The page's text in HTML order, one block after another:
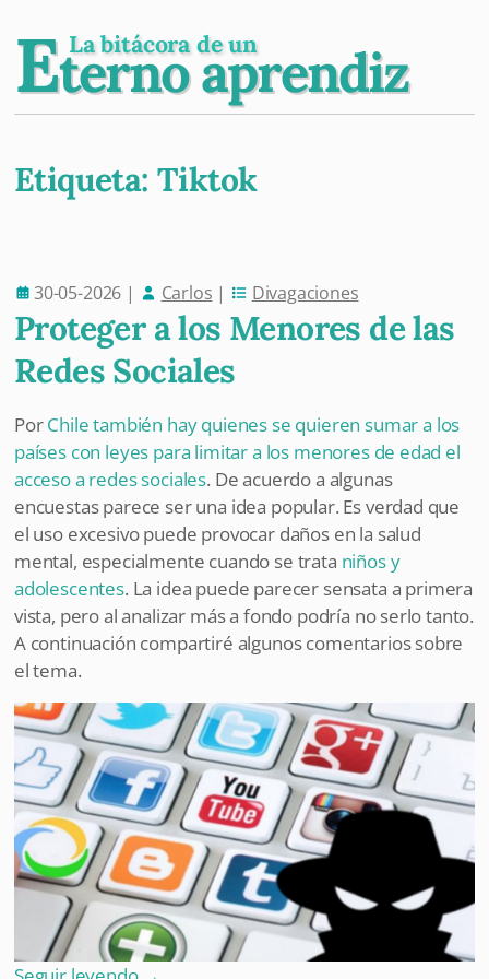
Eterno aprendiz
La bitácora de un
Etiqueta: Tiktok
Post navigation
30-05-2026 | Carlos | Divagaciones
Proteger a los Menores de las
Redes Sociales
PorChile también hay quienes se quieren sumar a los
países con leyes para limitar a los menores de edad el
acceso a redes sociales. De acuerdo a algunas
encuestas parece ser una idea popular. Es verdad que
el uso excesivo puede provocar daños en la salud
mental, especialmente cuando se trata niños y
adolescentes. La idea puede parecer sensata a primera
vista, pero al analizar más a fondo podría no serlo tanto.
A continuación compartiré algunos comentarios sobre
el tema.